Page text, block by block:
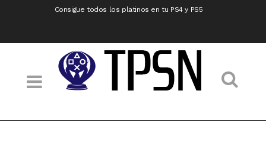
Consigue todos los platinos en tu PS4 y PS5